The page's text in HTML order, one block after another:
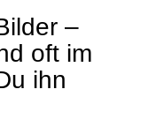
–
oft im
ihn